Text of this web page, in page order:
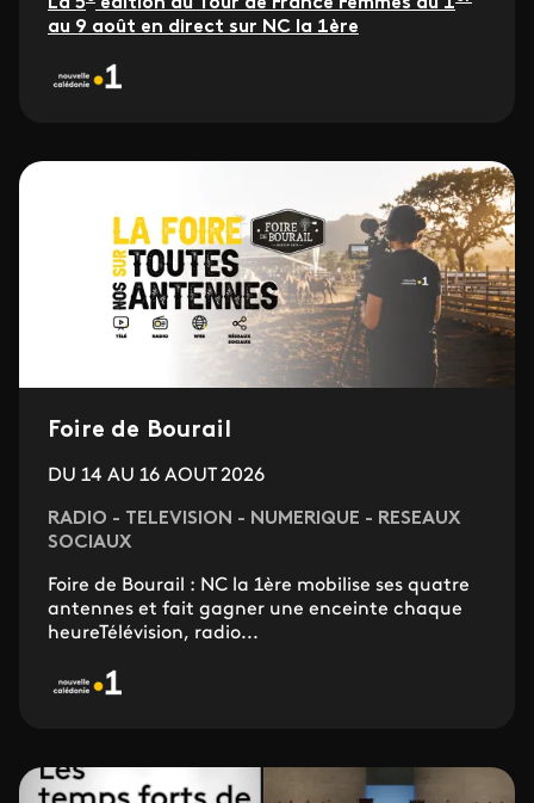
au 9 août en direct sur NC la 1ère
Foire de Bourail
DU 14 AU 16 AOUT 2026
RADIO - TELEVISION - NUMERIQUE - RESEAUX
SOCIAUX
Foire de Bourail : NC la 1ère mobilise ses quatre
antennes et fait gagner une enceinte chaque
heureTélévision, radio...